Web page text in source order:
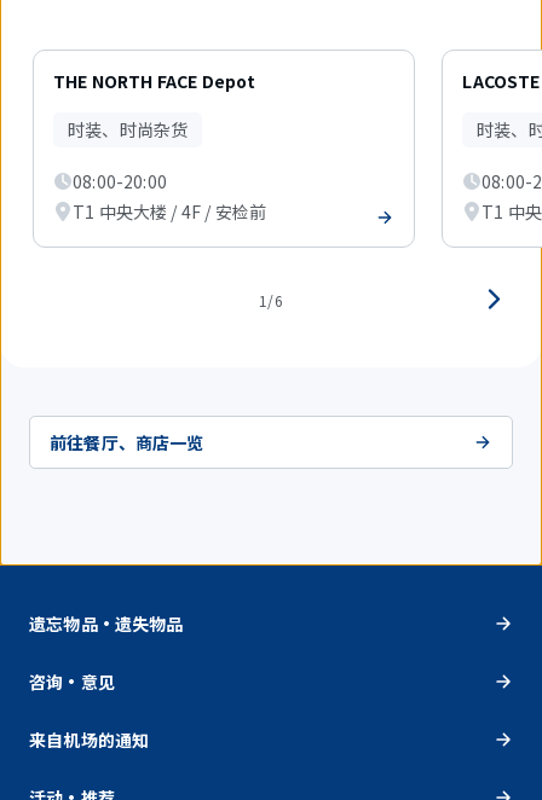
THE NORTH FACE Depot
时装、时尚杂货
08:00-20:00
T1 中央大楼 / 4F / 安检前
LACOSTE
时装、
08:00-
T1 中
1/6
前往餐厅、商店一览
遗忘物品・遗失物品
咨询・意见
来自机场的通知